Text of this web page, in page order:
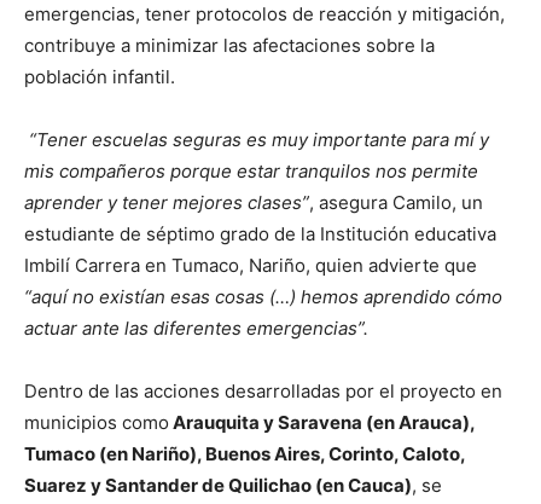
emergencias, tener protocolos de reacción y mitigación,
contribuye a minimizar las afectaciones sobre la
población infantil.
“Tener escuelas seguras es muy importante para mí y
mis compañeros porque estar tranquilos nos permite
aprender y tener mejores clases”, asegura Camilo, un
estudiante de séptimo grado de la Institución educativa
Imbilí Carrera en Tumaco, Nariño, quien advierte que
“aquí no existían esas cosas (…) hemos aprendido cómo
actuar ante las diferentes emergencias”.
Dentro de las acciones desarrolladas por el proyecto en
municipios como Arauquita y Saravena (en Arauca),
Tumaco (en Nariño), Buenos Aires, Corinto, Caloto,
Suarez y Santander de Quilichao (en Cauca), se